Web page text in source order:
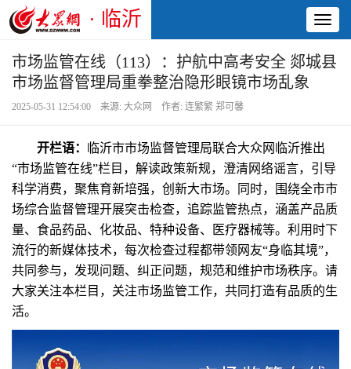
· 临沂
市场监管在线（113）：护航中高考安全 郯城县
市场监督管理局重拳整治隐形眼镜市场乱象
2025-05-31 12:54:00 来源: 大众网 作者: 连繁繁 郑可馨
开栏语：
临沂市市场监督管理局联合大众网临沂推出
“市场监管在线”栏目，解读政策新规，澄清网络谣言，引导
科学消费，聚焦育新培强，创新大市场。同时，围绕全市市
场综合监督管理开展突击检查，追踪监管热点，涵盖产品质
量、食品药品、化妆品、特种设备、医疗器械等。利用时下
流行的新媒体技术，每次检查过程都带领网友“身临其境”，
共同参与，发现问题、纠正问题，规范和维护市场秩序。请
大家关注本栏目，关注市场监管工作，共同打造有品质的生
活。